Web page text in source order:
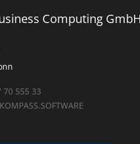
Computing GmbH
70 555 33